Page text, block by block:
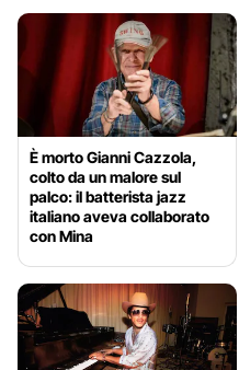
È morto Gianni Cazzola,
colto da un malore sul
palco: il batterista jazz
italiano aveva collaborato
con Mina